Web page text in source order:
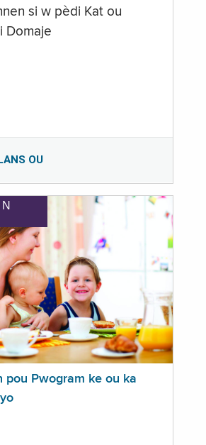
si w pèdi Kat ou
Domaje
OU
pou Pwogram ke ou ka